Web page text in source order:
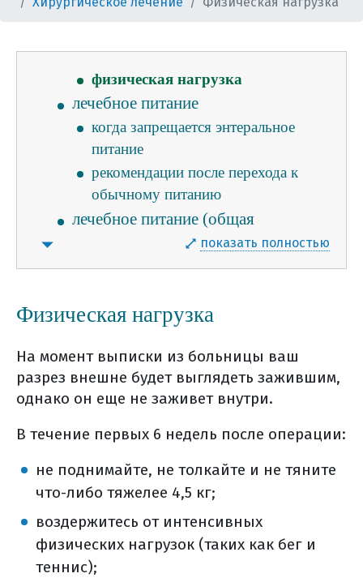
лечения
уход за послеоперационной раной
физическая нагрузка
лечебное питание
когда запрещается энтеральное
питание
рекомендации после перехода к
обычному питанию
лечебное питание (общая
потребление жидкости во время
что можно и нужно есть
лечения
лучевая терапия рака
поджелудочной железы
кибер-нож в лечении рпж
лучевая терапия (общая
информация)
виды лучевой терапии
дистанционная лучевая терапия
контактная лучевая терапия
показать полностью
Физическая нагрузка
На момент выписки из больницы ваш
разрез внешне будет выглядеть зажившим,
однако он еще не заживет внутри.
В течение первых 6 недель после операции:
не поднимайте, не толкайте и не тяните
что-либо тяжелее 4,5 кг;
воздержитесь от интенсивных
физических нагрузок (таких как бег и
теннис);